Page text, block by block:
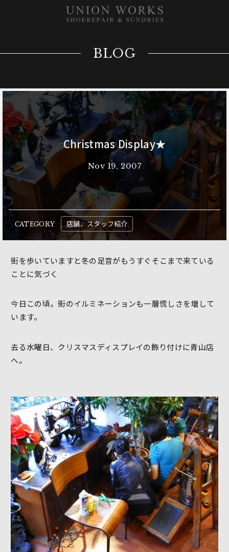
BLOG
Christmas Display★
Nov 19, 2007
CATEGORY 店舗、スタッフ紹介
街を歩いていますと冬の足音がもうすぐそこまで来ている
ことに気づく
今日この頃。街のイルミネーションも一層慌しさを増して
います。
去る水曜日、クリスマスディスプレイの飾り付けに青山店
へ。